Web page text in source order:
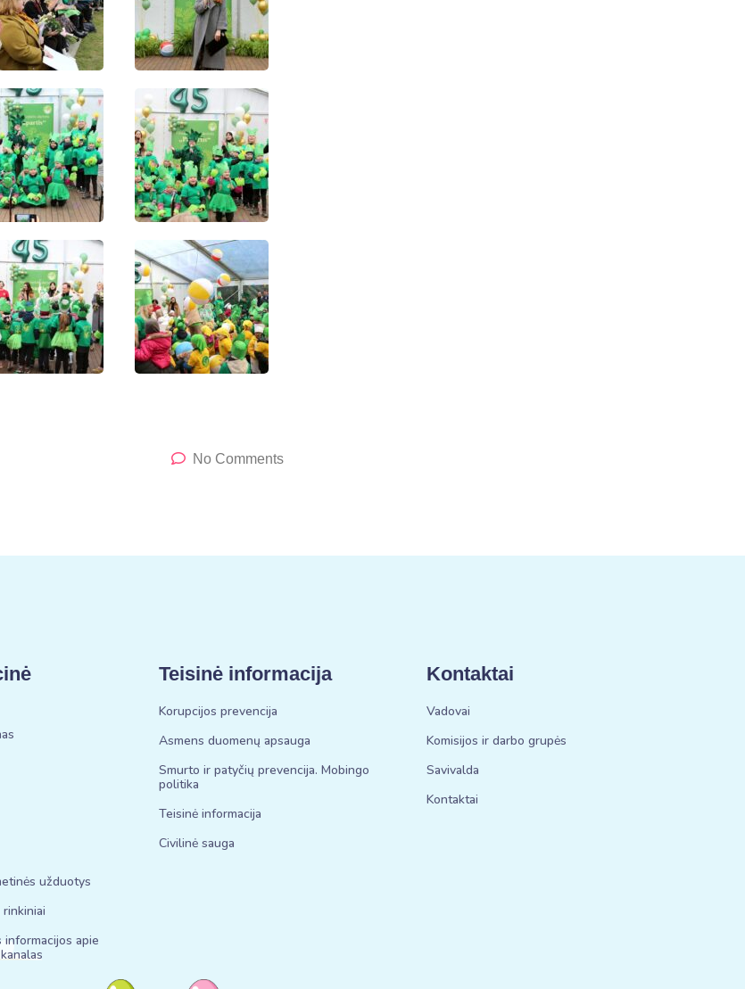
No Comments
užduotys
informacijos apie
Teisinė informacija
Korupcijos prevencija
Asmens duomenų apsauga
Smurto ir patyčių prevencija. Mobingo
politika
Teisinė informacija
Civilinė sauga
Kontaktai
Vadovai
Komisijos ir darbo grupės
Savivalda
Kontaktai